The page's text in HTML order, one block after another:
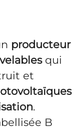
producteur
qui
et
.
B